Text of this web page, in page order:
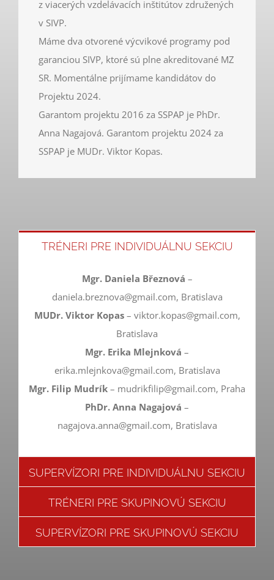
z viacerých vzdelávacích inštitútov združených
v SIVP.
Máme dva otvorené výcvikové programy pod
garanciou SIVP, ktoré sú plne akreditované MZ
SR. Momentálne prijímame kandidátov do
Projektu 2024.
Garantom projektu 2016 za SSPAP je PhDr.
Anna Nagajová. Garantom projektu 2024 za
SSPAP je MUDr. Viktor Kopas.
TRÉNERI PRE INDIVIDUÁLNU SEKCIU
Mgr. Daniela Březnová –
daniela.breznova@gmail.com, Bratislava
MUDr. Viktor Kopas – viktor.kopas@gmail.com,
Bratislava
Mgr. Erika Mlejnková –
erika.mlejnkova@gmail.com, Bratislava
Mgr. Filip Mudrík – mudrikfilip@gmail.com, Praha
PhDr. Anna Nagajová –
nagajova.anna@gmail.com, Bratislava
SUPERVÍZORI PRE INDIVIDUÁLNU SEKCIU
TRÉNERI PRE SKUPINOVÚ SEKCIU
SUPERVÍZORI PRE SKUPINOVÚ SEKCIU